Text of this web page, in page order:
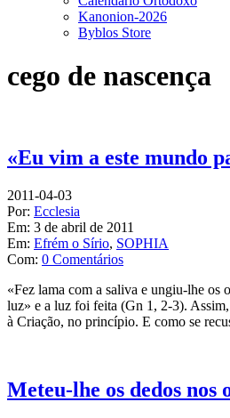
Kanonion-2026
Byblos Store
cego de nascença
«Eu vim a este mundo
2011-04-03
Por: Ecclesia
Em: 3 de abril de 2011
Em: Efrém o Sírio, SOPHIA
Com: 0 Comentários
«Fez lama com a saliva e ungiu-lhe os
luz» e a luz foi feita (Gn 1, 2-3).
à Criação, no princípio. E como se
Meteu-lhe os dedos